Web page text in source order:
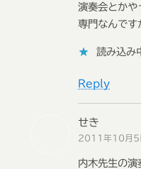
演奏会とかや
専門なんです
読み込み
Reply
せき
2011年10月5
内木先生の演